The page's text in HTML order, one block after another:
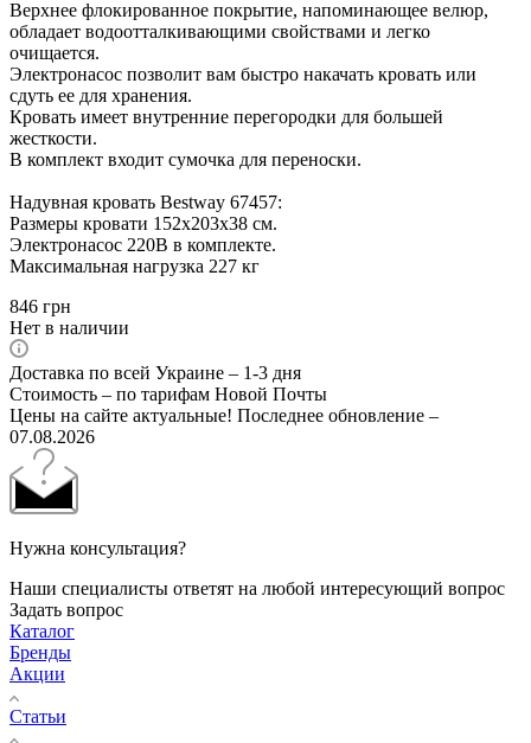
Верхнее флокированное покрытие, напоминающее велюр,
обладает водоотталкивающими свойствами и легко
очищается.
Электронасос позволит вам быстро накачать кровать или
сдуть ее для хранения.
Кровать имеет внутренние перегородки для большей
жесткости.
В комплект входит сумочка для переноски.
Надувная кровать Bestway 67457:
Размеры кровати 152х203х38 см.
Электронасос 220В в комплекте.
Максимальная нагрузка 227 кг
846 грн
Нет в наличии
Доставка по всей Украине – 1-3 дня
Стоимость – по тарифам Новой Почты
Цены на сайте актуальные! Последнее обновление –
07.08.2026
Нужна консультация?
Наши специалисты ответят на любой интересующий вопрос
Задать вопрос
Каталог
Бренды
Акции
Статьи